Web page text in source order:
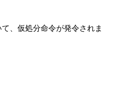
、仮処分命令が発令されま